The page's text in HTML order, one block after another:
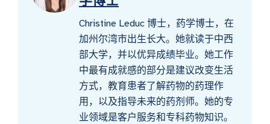
Christine Leduc 博士，药学博士，在
加州尔湾市出生长大。她就读于中西
部大学，并以优异成绩毕业。她工作
中最有成就感的部分是建议改变生活
方式，教育患者了解药物的药理作
用，以及指导未来的药剂师。她的专
业领域是客户服务和专科药物知识。